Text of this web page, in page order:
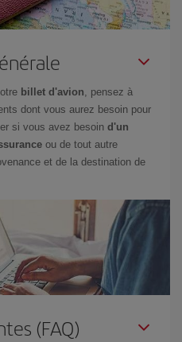
billet d'avion , pensez à
dont vous aurez besoin pour
si vous avez besoin d'un
ou de tout autre
et de la destination de
(FAQ)